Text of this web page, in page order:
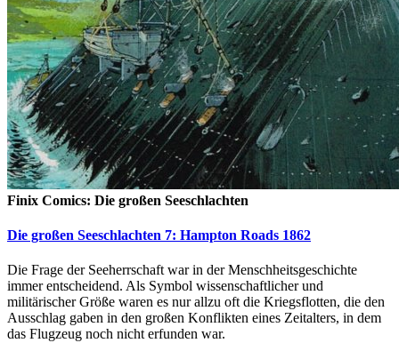
Finix Comics: Die großen Seeschlachten
Die großen Seeschlachten 7: Hampton Roads 1862
Die Frage der Seeherrschaft war in der Menschheitsgeschichte
immer entscheidend. Als Symbol wissenschaftlicher und
militärischer Größe waren es nur allzu oft die Kriegsflotten, die den
Ausschlag gaben in den großen Konflikten eines Zeitalters, in dem
das Flugzeug noch nicht erfunden war.